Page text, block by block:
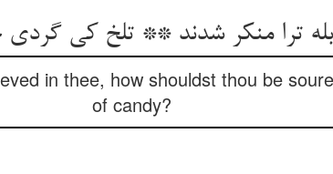
ترا منکر شدند ** تلخ کی
in thee, how shouldst thou be
of candy?